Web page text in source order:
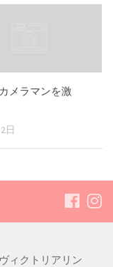
メラマンを激
日
ィクトリアリン